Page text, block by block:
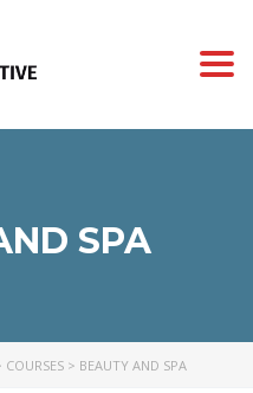
SPA
COURSES > BEAUTY AND SPA